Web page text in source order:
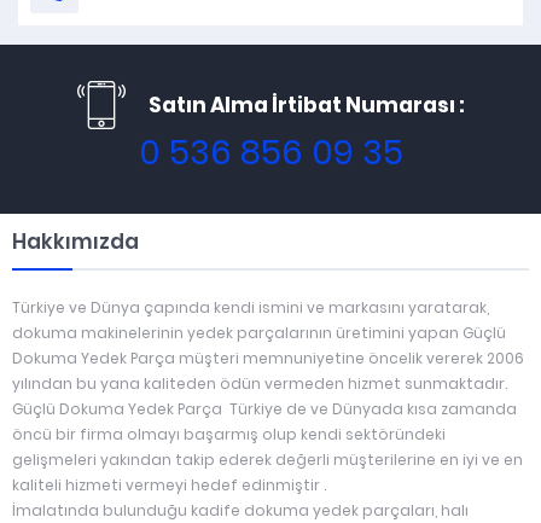
Satın Alma İrtibat Numarası :
0 536 856 09 35
Hakkımızda
Türkiye ve Dünya çapında kendi ismini ve markasını yaratarak,
dokuma makinelerinin yedek parçalarının üretimini yapan Güçlü
Dokuma Yedek Parça müşteri memnuniyetine öncelik vererek 2006
yılından bu yana kaliteden ödün vermeden hizmet sunmaktadır.
Güçlü Dokuma Yedek Parça Türkiye de ve Dünyada kısa zamanda
öncü bir firma olmayı başarmış olup kendi sektöründeki
gelişmeleri yakından takip ederek değerli müşterilerine en iyi ve en
kaliteli hizmeti vermeyi hedef edinmiştir .
İmalatında bulunduğu kadife dokuma yedek parçaları, halı